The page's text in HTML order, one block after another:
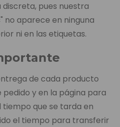
pues nuestra
no aparece en ninguna
ni en las etiquetas.
de cada producto
y en la página para
tiempo que se tarda en
el tiempo para transferir